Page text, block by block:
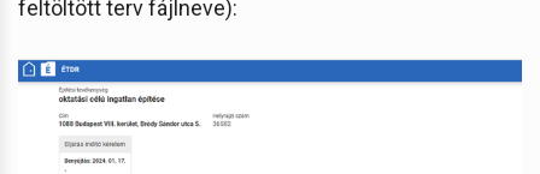
feltöltött terv fájlneve):